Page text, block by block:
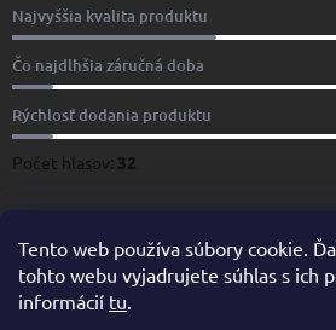
Tento web používa súbory cookie.
tohto webu vyjadrujete súhlas s ich
informácií tu.
Najvyššia kvalita produktu
Čo najdlhšia záručná doba
Rýchlosť dodania produktu
Počet hlasov: 32
www.yachtshop.sk
www.airporttaxi.sk